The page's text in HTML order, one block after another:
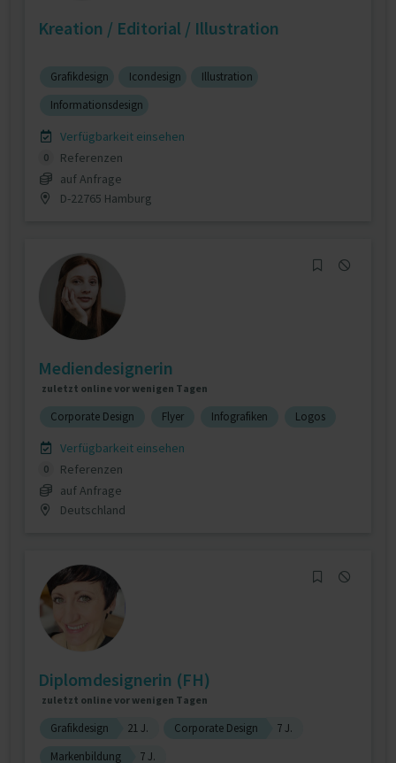
Kreation / Editorial / Illustration
Grafikdesign Icondesign
Illustration
Informationsdesign
Verfügbarkeit einsehen
0
Referenzen
auf Anfrage
D-22765 Hamburg
Mediendesignerin
zuletzt online vor wenigen Tagen
Corporate Design Flyer Infografiken Logos
Verfügbarkeit einsehen
0
Referenzen
auf Anfrage
Deutschland
Diplomdesignerin (FH)
zuletzt online vor wenigen Tagen
Grafikdesign 21 J. Corporate Design
7 J.
Markenbildung
7 J.